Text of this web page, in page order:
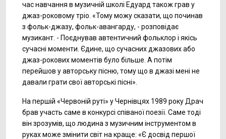
час навчання в музичній школі Едуард також грав у
джаз-роковому тріо. «Тому можу сказати, що починав
з фольк-джазу, фольк-авангарду, - розповідає
музикант. - Поєднував автентичний фольклор і якісь
сучасні моменти. Єдине, що сучасних джазових або
джаз-рокових моментів було більше. А потім
перейшов у авторську пісню, тому що в джазі мені не
давали грати свої авторські пісні».
На першій «Червоній руті» у Чернівцях 1989 року Драч
брав участь саме в конкурсі співаної поезії. Саме тоді
він зрозумів, що людина з музичним інструментом в
руках може змінити світ на краще: «Є досвід першої